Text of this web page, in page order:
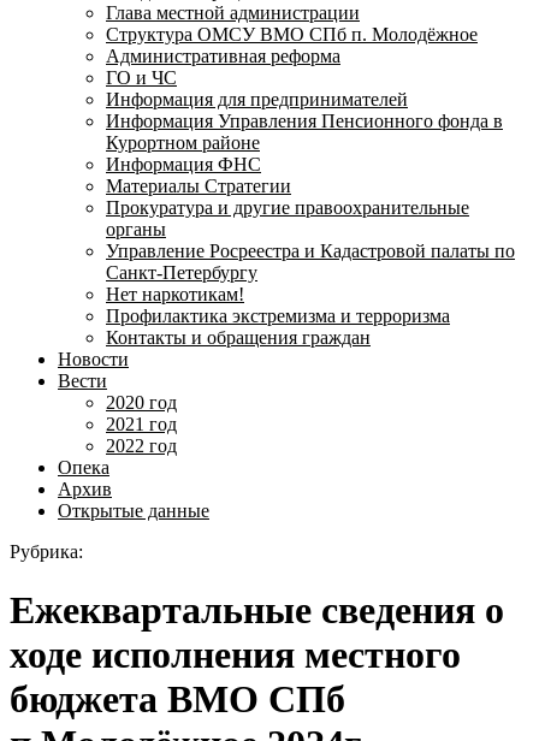
Глава местной администрации
Структура ОМСУ ВМО СПб п. Молодёжное
Административная реформа
ГО и ЧС
Информация для предпринимателей
Информация Управления Пенсионного фонда в
Курортном районе
Информация ФНС
Материалы Стратегии
Прокуратура и другие правоохранительные
органы
Управление Росреестра и Кадастровой палаты по
Санкт-Петербургу
Нет наркотикам!
Профилактика экстремизма и терроризма
Контакты и обращения граждан
Новости
Вести
2020 год
2021 год
2022 год
Опека
Архив
Открытые данные
Рубрика:
Ежеквартальные сведения о
ходе исполнения местного
бюджета ВМО СПб